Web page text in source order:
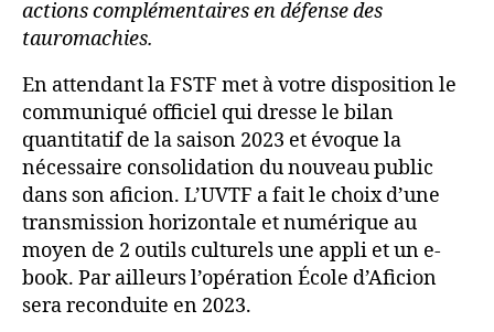
actions complémentaires en défense des
tauromachies.
En attendant la FSTF met à votre disposition le
communiqué officiel qui dresse le bilan
quantitatif de la saison 2023 et évoque la
nécessaire consolidation du nouveau public
dans son aficion. L’UVTF a fait le choix d’une
transmission horizontale et numérique au
moyen de 2 outils culturels une appli et un e-
book. Par ailleurs l’opération École d’Aficion
sera reconduite en 2023.